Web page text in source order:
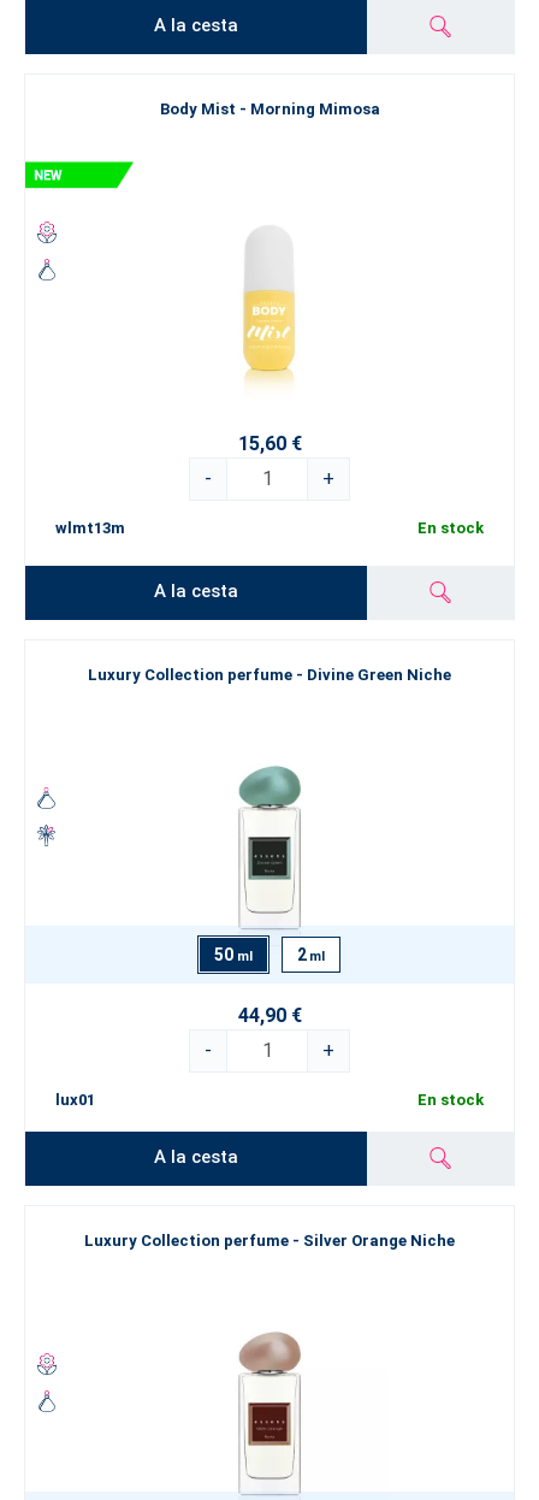
A la cesta
Body Mist - Morning Mimosa
15,60 €
-
+
wlmt13m En stock
A la cesta
Luxury Collection perfume - Divine Green Niche
50 ml 2 ml
44,90 €
-
+
lux01 En stock
A la cesta
Luxury Collection perfume - Silver Orange Niche